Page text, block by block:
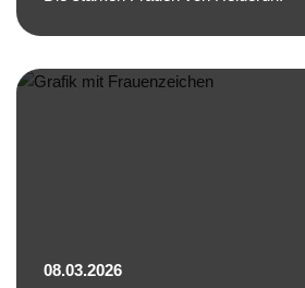
08.03.2026